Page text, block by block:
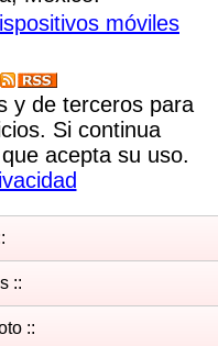
móviles
y de terceros para
Si continua
acepta su uso.
::
::